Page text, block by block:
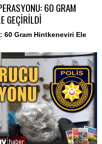
60 GRAM
GEÇİRİLDİ
60 Gram Hintkeneviri Ele